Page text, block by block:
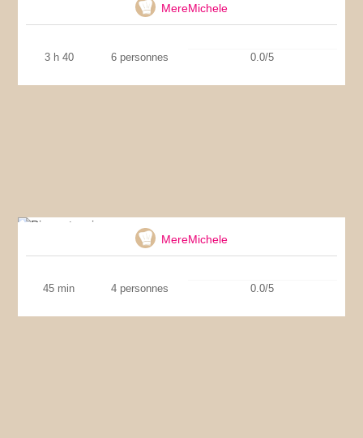
MereMichele
3 h 40 6 personnes 0.0/5
MereMichele
45 min 4 personnes 0.0/5